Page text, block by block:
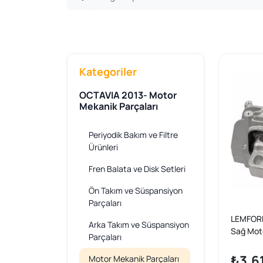
Kategoriler
OCTAVIA 2013- Motor
Mekanik Parçaları
Periyodik Bakım ve Filtre
Ürünleri
Fren Balata ve Disk Setleri
Ön Takım ve Süspansiyon
Parçaları
Arka Takım ve Süspansiyon
Parçaları
Motor Mekanik Parçaları
Sağ
perb/